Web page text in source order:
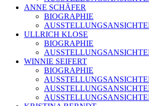
ANNE SCHÄFER
BIOGRAPHIE
ULLRICH KLOSE
BIOGRAPHIE
WINNIE SEIFERT
BIOGRAPHIE